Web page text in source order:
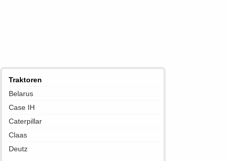
Traktoren
Belarus
Case IH
Caterpillar
Claas
Deutz